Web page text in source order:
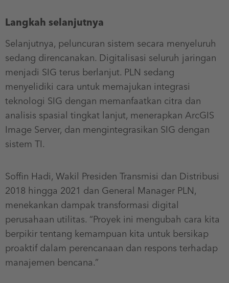
Langkah selanjutnya
Selanjutnya, peluncuran sistem secara menyeluruh
sedang direncanakan. Digitalisasi seluruh jaringan
menjadi SIG terus berlanjut. PLN sedang
menyelidiki cara untuk memajukan integrasi
teknologi SIG dengan memanfaatkan citra dan
analisis spasial tingkat lanjut, menerapkan ArcGIS
Image Server, dan mengintegrasikan SIG dengan
sistem TI.
Soffin Hadi, Wakil Presiden Transmisi dan Distribusi
2018 hingga 2021 dan General Manager PLN,
menekankan dampak transformasi digital
perusahaan utilitas. “Proyek ini mengubah cara kita
berpikir tentang kemampuan kita untuk bersikap
proaktif dalam perencanaan dan respons terhadap
manajemen bencana.”